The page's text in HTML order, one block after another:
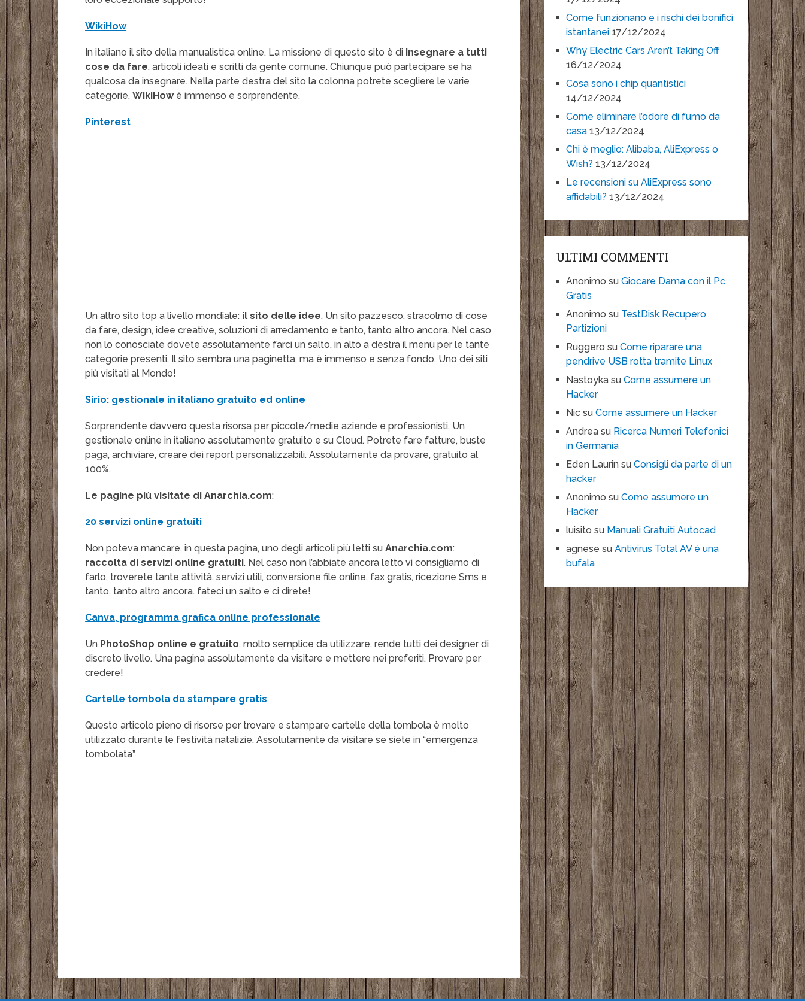
WikiHow
In italiano il sito della manualistica online. La missione di questo sito è di insegnare a tutti
cose da fare, articoli ideati e scritti da gente comune. Chiunque può partecipare se ha
qualcosa da insegnare. Nella parte destra del sito la colonna potrete scegliere le varie
categorie,WikiHowè immenso e sorprendente.
Pinterest
Un altro sito top a livello mondiale: il sito delle idee. Un sito pazzesco, stracolmo di cose
da fare, design, idee creative, soluzioni di arredamento e tanto, tanto altro ancora. Nel caso
non lo conosciate dovete assolutamente farci un salto, in alto a destra il menù per le tante
categorie presenti. Il sito sembra una paginetta, ma è immenso e senza fondo. Uno dei siti
più visitati al Mondo!
Sirio: gestionale in italiano gratuito ed online
Sorprendente davvero questa risorsa per piccole/medie aziende e professionisti. Un
gestionale online in italiano assolutamente gratuito e su Cloud. Potrete fare fatture, buste
paga, archiviare, creare dei report personalizzabili. Assolutamente da provare, gratuito al
100%.
Le pagine più visitate di Anarchia.com:
20 servizi online gratuiti
Non poteva mancare, in questa pagina, uno degli articoli più letti suAnarchia.com:
raccolta di servizi online gratuiti. Nel caso non l’abbiate ancora letto vi consigliamo di
farlo, troverete tante attività, servizi utili, conversione file online, fax gratis, ricezione Sms e
tanto, tanto altro ancora. fateci un salto e ci direte!
Canva, programma grafica online professionale
Un PhotoShop online e gratuito, molto semplice da utilizzare, rende tutti dei designer di
discreto livello. Una pagina assolutamente da visitare e mettere nei preferiti. Provare per
credere!
Cartelle tombola da stampare gratis
Questo articolo pieno di risorse per trovare e stampare cartelle della tombola è molto
utilizzato durante le festività natalizie. Assolutamente da visitare se siete in “emergenza
tombolata”
Come funzionano e i rischi dei bonifici
istantanei 17/12/2024
Why Electric Cars Aren’t Taking Off
16/12/2024
Cosa sono i chip quantistici
14/12/2024
Come eliminare l’odore di fumo da
casa 13/12/2024
Chi è meglio: Alibaba, AliExpress o
Wish? 13/12/2024
Le recensioni su AliExpress sono
affidabili? 13/12/2024
ULTIMI COMMENTI
Anonimo suGiocare Dama con il Pc
Gratis
Anonimo su TestDisk Recupero
Partizioni
Ruggero suCome riparare una
pendrive USB rotta tramite Linux
Nastoyka suCome assumere un
Hacker
Nic suCome assumere un Hacker
Andrea su Ricerca Numeri Telefonici
in Germania
Eden Laurin suConsigli da parte di un
hacker
Anonimo suCome assumere un
Hacker
luisito su Manuali Gratuiti Autocad
agnese suAntivirus Total AV è una
bufala